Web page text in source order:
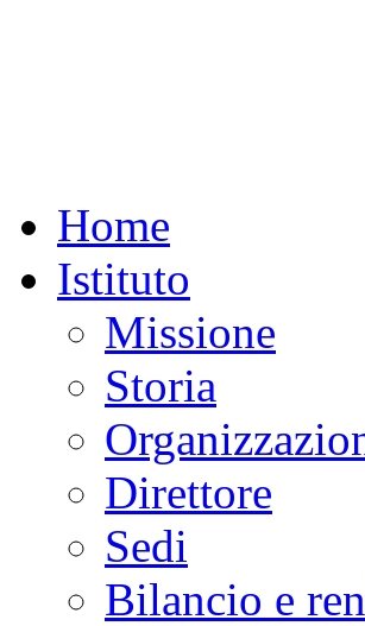
Home
Istituto
Missione
Storia
Direttore
Sedi
Bilancio e